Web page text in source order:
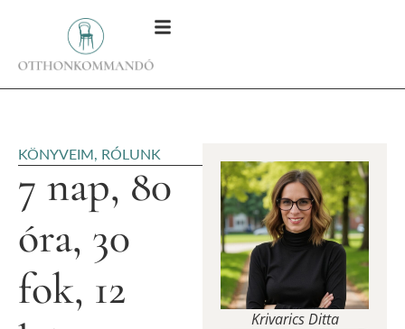
KÖNYVEIM RÓLUNK
7 nap, 80
óra, 30
fok, 12
Krivarics Ditta